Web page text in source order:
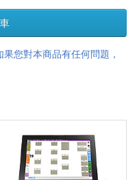
果您對本商品有任何問題，